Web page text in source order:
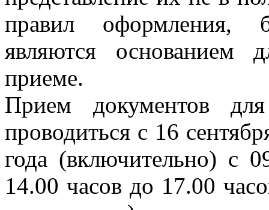
правил оформления,
являются основанием
приеме.
Прием документов
проводиться с 16
года (включительно) с
14.00 часов до 17.00